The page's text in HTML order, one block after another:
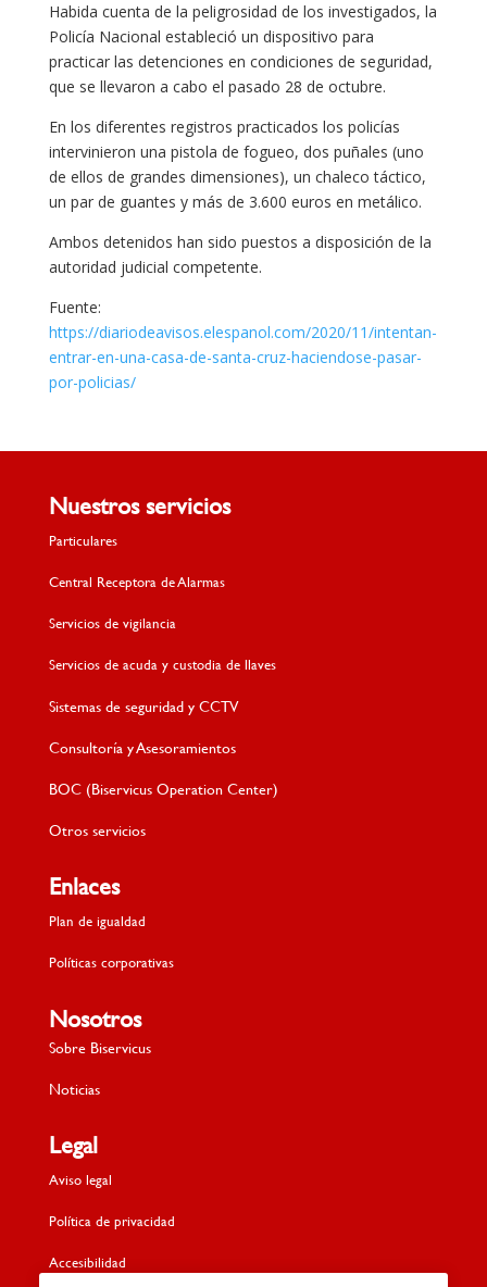
Habida cuenta de la peligrosidad de los investigados, la
Policía Nacional estableció un dispositivo para
practicar las detenciones en condiciones de seguridad,
que se llevaron a cabo el pasado 28 de octubre.
En los diferentes registros practicados los policías
intervinieron una pistola de fogueo, dos puñales (uno
de ellos de grandes dimensiones), un chaleco táctico,
un par de guantes y más de 3.600 euros en metálico.
Ambos detenidos han sido puestos a disposición de la
autoridad judicial competente.
Fuente:
https://diariodeavisos.elespanol.com/2020/11/intentan-
entrar-en-una-casa-de-santa-cruz-haciendose-pasar-
por-policias/
Nuestros servicios
Particulares
Central Receptora de Alarmas
Servicios de vigilancia
Servicios de acuda y custodia de llaves
Sistemas de seguridad y CCTV
Consultoría y Asesoramientos
BOC (Biservicus Operation Center)
Otros servicios
Enlaces
Plan de igualdad
Políticas corporativas
Nosotros
Sobre Biservicus
Noticias
Legal
Aviso legal
Política de privacidad
Accesibilidad